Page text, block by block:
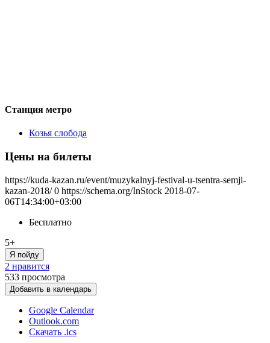
Станция метро
Козья слобода
Цены на билеты
https://kuda-kazan.ru/event/muzykalnyj-festival-u-tsentra-semji-
kazan-2018/ 0 https://schema.org/InStock 2018-07-
06T14:34:00+03:00
Бесплатно
5+
Я пойду
2 нравится
533 просмотра
Добавить в календарь
Google Calendar
Outlook.com
Скачать .ics